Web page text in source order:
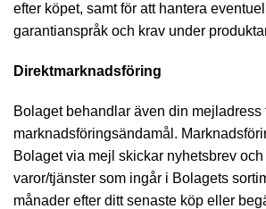
efter köpet, samt för att hantera
garantianspråk och krav under
Direktmarknadsföring
Bolaget behandlar även din mejladress
marknadsföringsändamål.
Bolaget via mejl skickar nyhetsbrev
varor/tjänster som ingår i Bolagets
månader efter ditt senaste köp eller